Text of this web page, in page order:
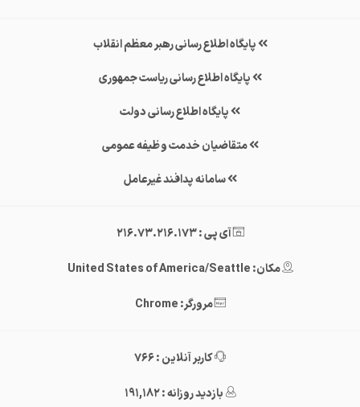
پایگاه اطلاع رسانی رهبر معظم انقلاب
پایگاه اطلاع رسانی ریاست جمهوری
پایگاه اطلاع رسانی دولت
متقاضیان خدمت وظیفه عمومی
سامانه پدافند غیرعامل
آی پی : 216.73.216.173
مکان: United States of America/Seattle
مرورگر: Chrome
کاربر آنلاین : 766
بازدید روزانه : 191,182